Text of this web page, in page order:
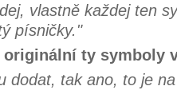
vlastně každej ten
písničky."
originální ty symboly
dodat, tak ano, to je